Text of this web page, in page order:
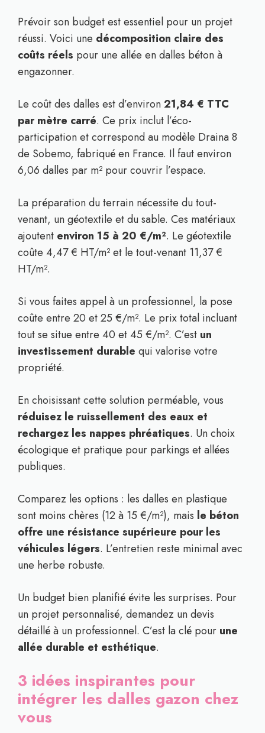
Prévoir son budget est essentiel pour un projet
réussi. Voici une décomposition claire des
coûts réels pour une allée en dalles béton à
engazonner.
Le coût des dalles est d’environ21,84 € TTC
par mètre carré. Ce prix inclut l’éco-
participation et correspond au modèle Draina 8
de Sobemo, fabriqué en France. Il faut environ
6,06 dalles par m² pour couvrir l’espace.
La préparation du terrain nécessite du tout-
venant, un géotextile et du sable. Ces matériaux
ajoutent environ 15 à 20 €/m². Le géotextile
coûte 4,47 € HT/m² et le tout-venant 11,37 €
HT/m².
Si vous faites appel à un professionnel, la pose
coûte entre 20 et 25 €/m². Le prix total incluant
tout se situe entre 40 et 45 €/m². C’est un
investissement durable qui valorise votre
propriété.
En choisissant cette solution perméable, vous
réduisez le ruissellement des eaux et
rechargez les nappes phréatiques. Un choix
écologique et pratique pour parkings et allées
publiques.
Comparez les options : les dalles en plastique
sont moins chères (12 à 15 €/m²), mais le béton
offre une résistance supérieure pour les
véhicules légers. L’entretien reste minimal avec
une herbe robuste.
Un budget bien planifié évite les surprises. Pour
un projet personnalisé, demandez un devis
détaillé à un professionnel. C’est la clé pour une
allée durable et esthétique.
3 idées inspirantes pour
intégrer les dalles gazon chez
vous